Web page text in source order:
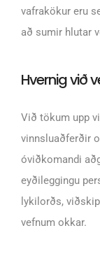
vafrakökur eru
að sumir hlutar
Hvernig við
Við tökum upp
vinnsluaðferðir
óviðkomandi
eyðileggingu
lykilorðs,
vefnum okkar.